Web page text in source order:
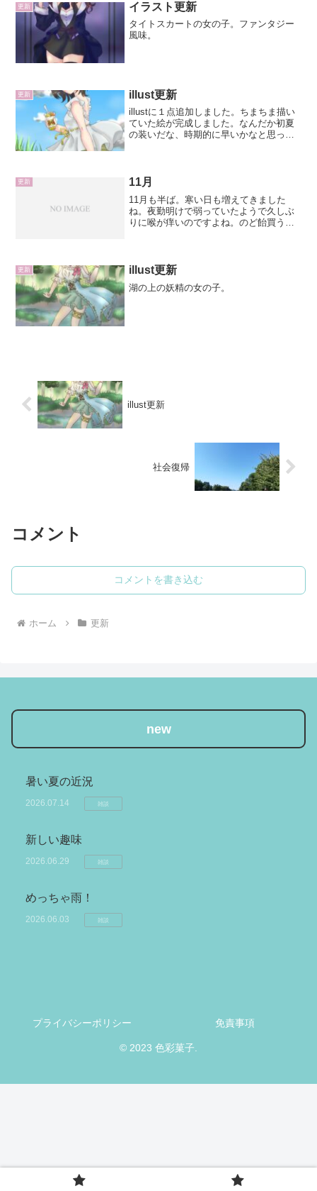
更新 イラスト更新
タイトスカートの女の子。ファンタジー
風味。
更新 illust更新
illustに１点追加しました。ちまちま描い
ていた絵が完成しました。なんだか初夏
の装いだな、時期的に早いかなと思って
て映えますよね。...
更新 11月
11月も半ば。寒い日も増えてきました
ね。夜勤明けで弱っていたようで久しぶ
りに喉が痒いのですよね。のど飴買う事
ルーベリー味龍角散にしま...
更新 illust更新
湖の上の妖精の女の子。
illust更新
社会復帰
コメント
コメントを書き込む
ホーム 更新
new
暑い夏の近況
2026.07.14 雑談
新しい趣味
2026.06.29 雑談
めっちゃ雨！
2026.06.03 雑談
プライバシーポリシー 免責事項
© 2023 色彩菓子.